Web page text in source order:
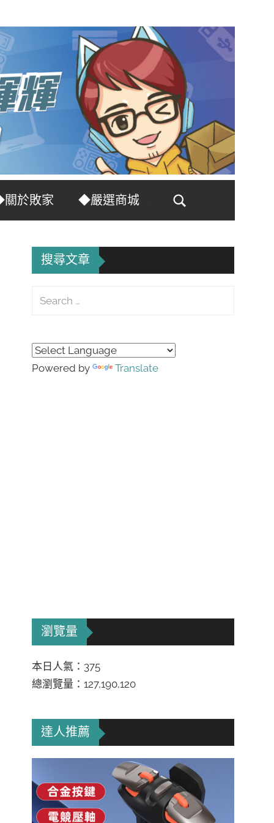
於敗家
◆嚴選商城
Search
搜尋文章
Search
Powered by Translate
瀏覽量
本日人氣：375
總瀏覽量：127,190,120
達人推薦